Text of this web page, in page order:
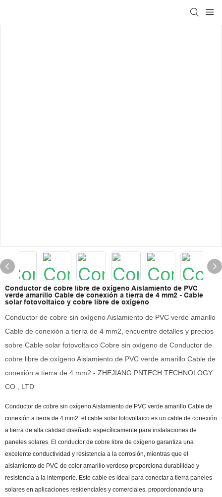
Conductor de cobre libre de oxígeno Aislamiento de PVC
verde amarillo Cable de conexión a tierra de 4 mm2 - Cable
solar fotovoltaico y cobre libre de oxígeno
Conductor de cobre sin oxígeno Aislamiento de PVC verde amarillo
Cable de conexión a tierra de 4 mm2, encuentre detalles y precios
sobre Cable solar fotovoltaico Cobre sin oxígeno de Conductor de
cobre libre de oxígeno Aislamiento de PVC verde amarillo Cable de
conexión a tierra de 4 mm2 - ZHEJIANG PNTECH TECHNOLOGY
CO., LTD
Conductor de cobre sin oxígeno Aislamiento de PVC verde amarillo Cable de
conexión a tierra de 4 mm2: el cable solar fotovoltaico es un cable de conexión
a tierra de alta calidad diseñado específicamente para instalaciones de
paneles solares. El conductor de cobre libre de oxígeno garantiza una
excelente conductividad y resistencia a la corrosión, mientras que el
aislamiento de PVC de color amarillo verdoso proporciona durabilidad y
resistencia a la intemperie. Este cable es ideal para conectar a tierra paneles
solares en aplicaciones residenciales y comerciales, proporcionando una